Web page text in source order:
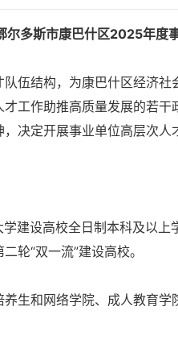
尔多斯市康巴什区2025年度
结构，为康巴什区经济社
工作助推高质量发展的若
决定开展事业单位高层次人
设高校全日制本科及以上
轮“双一流”建设高校。
和网络学院、成人教育学